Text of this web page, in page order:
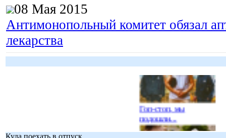
08 Мая 2015
Антимонопольный комитет обязал
лекарства
Гоп-стоп, мы
подошли...
Куда поехать в отпуск